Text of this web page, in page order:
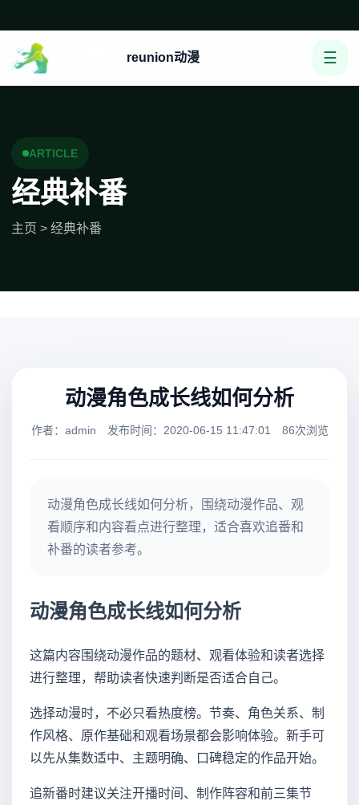
reunion动漫 ☰
ARTICLE
经典补番
主页 > 经典补番
动漫角色成长线如何分析
作者：admin 发布时间：2020-06-15 11:47:01 86次浏览
动漫角色成长线如何分析，围绕动漫作品、观
看顺序和内容看点进行整理，适合喜欢追番和
补番的读者参考。
动漫角色成长线如何分析
这篇内容围绕动漫作品的题材、观看体验和读者选择
进行整理，帮助读者快速判断是否适合自己。
选择动漫时，不必只看热度榜。节奏、角色关系、制
作风格、原作基础和观看场景都会影响体验。新手可
以先从集数适中、主题明确、口碑稳定的作品开始。
追新番时建议关注开播时间、制作阵容和前三集节